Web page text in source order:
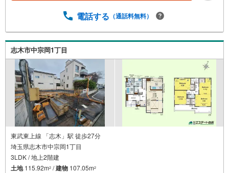
円のご紹介料をお支払いさせて頂きます！詳しくはスタッ
マイカーでも安心！2.チャイルドスペース、授乳室、ベビ
ーベッド完備3.他にもファミリーに優しい『あったら良い
な』がここにある！ミルク用浄水サーバー、紙おむつ、ア
メニティ、大型個室2部屋、各ブースモニター等
電話する （通話料無料）
志木市中宗岡1丁目
東武東上線 「志木」駅 徒歩27分
埼玉県志木市中宗岡1丁目
3LDK / 地上2階建
土地115.92m2 /建物 107.05m2